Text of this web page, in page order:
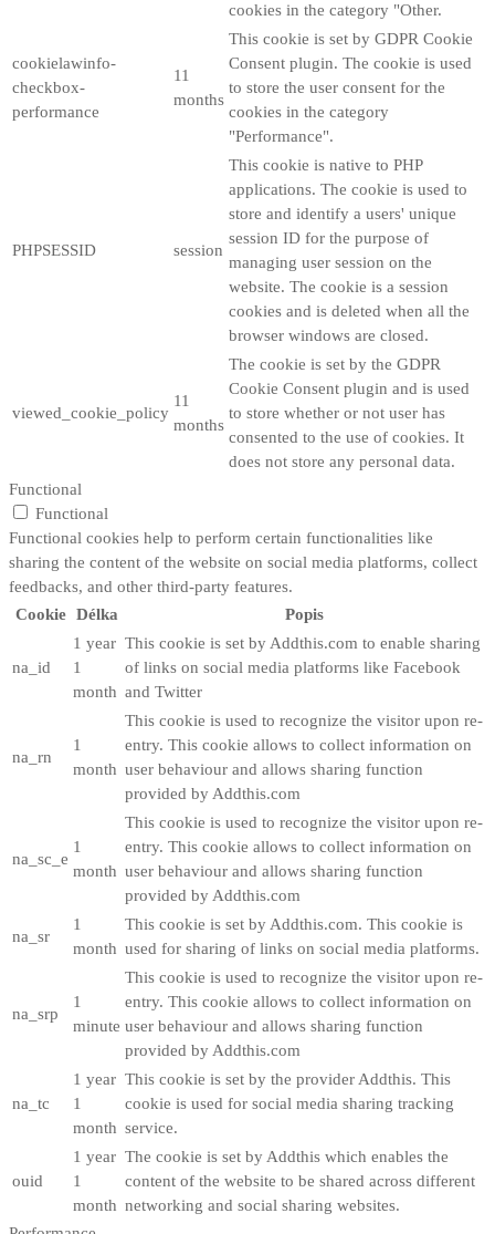
cookies in the category "Other.
cookielawinfo-
checkbox-
performance
11
months
This cookie is set by GDPR Cookie
Consent plugin. The cookie is used
to store the user consent for the
cookies in the category
"Performance".
PHPSESSID session
This cookie is native to PHP
applications. The cookie is used to
store and identify a users' unique
session ID for the purpose of
managing user session on the
website. The cookie is a session
cookies and is deleted when all the
browser windows are closed.
viewed_cookie_policy
11
months
The cookie is set by the GDPR
Cookie Consent plugin and is used
to store whether or not user has
consented to the use of cookies. It
does not store any personal data.
Functional
Functional
Functional cookies help to perform certain functionalities like
sharing the content of the website on social media platforms, collect
feedbacks, and other third-party features.
Cookie Délka Popis
na_id
1 year
1
month
This cookie is set by Addthis.com to enable sharing
of links on social media platforms like Facebook
and Twitter
na_rn
1
month
This cookie is used to recognize the visitor upon re-
entry. This cookie allows to collect information on
user behaviour and allows sharing function
provided by Addthis.com
na_sc_e
1
month
This cookie is used to recognize the visitor upon re-
entry. This cookie allows to collect information on
user behaviour and allows sharing function
provided by Addthis.com
na_sr
1
month
This cookie is set by Addthis.com. This cookie is
used for sharing of links on social media platforms.
na_srp
1
minute
This cookie is used to recognize the visitor upon re-
entry. This cookie allows to collect information on
user behaviour and allows sharing function
provided by Addthis.com
na_tc
1 year
1
month
This cookie is set by the provider Addthis. This
cookie is used for social media sharing tracking
service.
ouid
1 year
1
month
The cookie is set by Addthis which enables the
content of the website to be shared across different
networking and social sharing websites.